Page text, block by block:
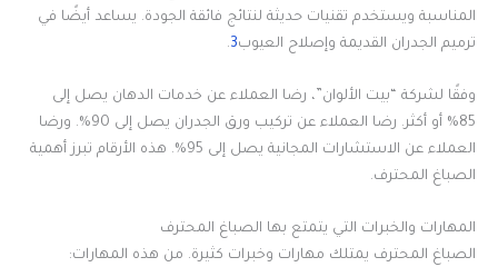
المناسبة ويستخدم تقنيات حديثة لنتائج فائقة الجودة. يساعد أيضًا في
ترميم الجدران القديمة وإصلاح العيوب3
.
وفقًا لشركة “بيت الألوان”، رضا العملاء عن خدمات الدهان يصل إلى
85% أو أكثر. رضا العملاء عن تركيب ورق الجدران يصل إلى 90%. ورضا
العملاء عن الاستشارات المجانية يصل إلى 95%. هذه الأرقام تبرز أهمية
الصباغ المحترف.
المهارات والخبرات التي يتمتع بها الصباغ المحترف
الصباغ المحترف يمتلك مهارات وخبرات كثيرة. من هذه المهارات: